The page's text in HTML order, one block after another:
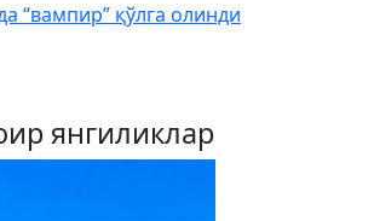
“вампир” қўлга олинди
янгиликлар